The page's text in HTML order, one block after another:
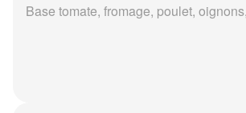
Base tomate, fromage, poulet,